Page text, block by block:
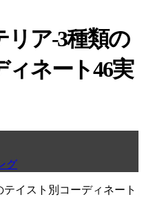
リア-3種類の
ネート46実
グ